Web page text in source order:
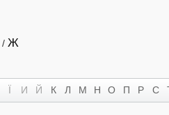
/ Ж
Ї И Й К Л М Н О П Р С